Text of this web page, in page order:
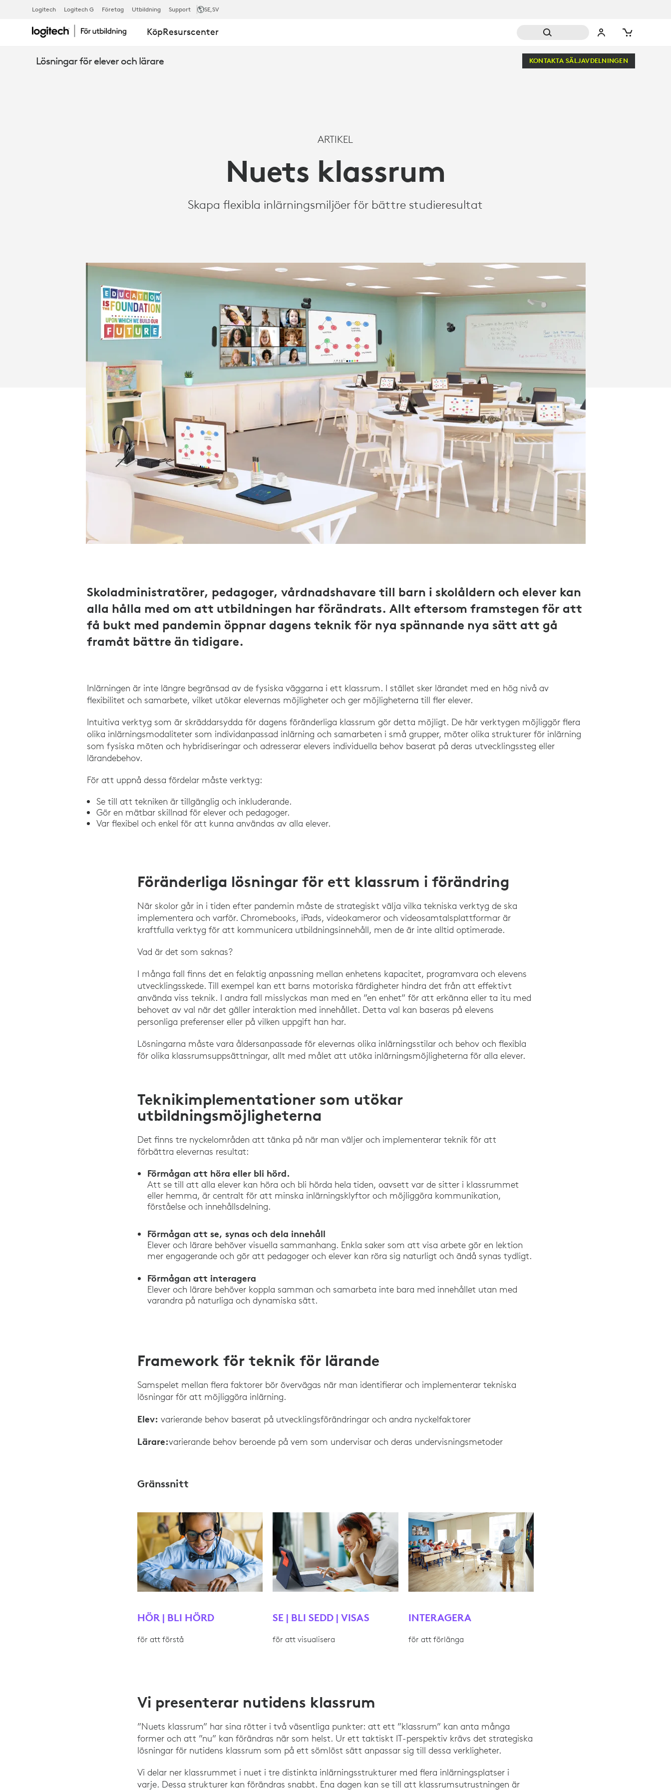
NUTIDENS
KLASSRUM
HYBRIDINLÄRNING
Logitech Logitech G Företag Utbildning Support SE,SV
KöpResurscenter
Lösningar för elever och lärare KONTAKTA SÄLJAVDELNINGEN
ARTIKEL
Nuets klassrum
Skapa flexibla inlärningsmiljöer för bättre studieresultat
Skoladministratörer, pedagoger, vårdnadshavare till barn i skolåldern och elever kan
alla hålla med om att utbildningen har förändrats. Allt eftersom framstegen för att
få bukt med pandemin öppnar dagens teknik för nya spännande nya sätt att gå
framåt bättre än tidigare.
Inlärningen är inte längre begränsad av de fysiska väggarna i ett klassrum. I stället sker lärandet med en hög nivå av
flexibilitet och samarbete, vilket utökar elevernas möjligheter och ger möjligheterna till fler elever.
Intuitiva verktyg som är skräddarsydda för dagens föränderliga klassrum gör detta möjligt. De här verktygen möjliggör flera
olika inlärningsmodaliteter som individanpassad inlärning och samarbeten i små grupper, möter olika strukturer för inlärning
som fysiska möten och hybridiseringar och adresserar elevers individuella behov baserat på deras utvecklingssteg eller
lärandebehov.
För att uppnå dessa fördelar måste verktyg:
Se till att tekniken är tillgänglig och inkluderande.
Gör en mätbar skillnad för elever och pedagoger.
Var flexibel och enkel för att kunna användas av alla elever.
Föränderliga lösningar för ett klassrum i förändring
När skolor går in i tiden efter pandemin måste de strategiskt välja vilka tekniska verktyg de ska
implementera och varför. Chromebooks, iPads, videokameror och videosamtalsplattformar är
kraftfulla verktyg för att kommunicera utbildningsinnehåll, men de är inte alltid optimerade.
Vad är det som saknas?
I många fall finns det en felaktig anpassning mellan enhetens kapacitet, programvara och elevens
utvecklingsskede. Till exempel kan ett barns motoriska färdigheter hindra det från att effektivt
använda viss teknik. I andra fall misslyckas man med en ”en enhet” för att erkänna eller ta itu med
behovet av val när det gäller interaktion med innehållet. Detta val kan baseras på elevens
personliga preferenser eller på vilken uppgift han har.
Lösningarna måste vara åldersanpassade för elevernas olika inlärningsstilar och behov och flexibla
för olika klassrumsuppsättningar, allt med målet att utöka inlärningsmöjligheterna för alla elever.
Teknikimplementationer som utökar
utbildningsmöjligheterna
Det finns tre nyckelområden att tänka på när man väljer och implementerar teknik för att
förbättra elevernas resultat:
Förmågan att höra eller bli hörd.
Att se till att alla elever kan höra och bli hörda hela tiden, oavsett var de sitter i klassrummet
eller hemma, är centralt för att minska inlärningsklyftor och möjliggöra kommunikation,
förståelse och innehållsdelning.
Förmågan att se, synas och dela innehåll
Elever och lärare behöver visuella sammanhang. Enkla saker som att visa arbete gör en lektion
mer engagerande och gör att pedagoger och elever kan röra sig naturligt och ändå synas tydligt.
Förmågan att interagera
Elever och lärare behöver koppla samman och samarbeta inte bara med innehållet utan med
varandra på naturliga och dynamiska sätt.
Framework för teknik för lärande
Samspelet mellan flera faktorer bör övervägas när man identifierar och implementerar tekniska
lösningar för att möjliggöra inlärning.
Elev: varierande behov baserat på utvecklingsförändringar och andra nyckelfaktorer
Lärare:varierande behov beroende på vem som undervisar och deras undervisningsmetoder
Gränssnitt
HÖR | BLI HÖRD
för att förstå
SE | BLI SEDD | VISAS
för att visualisera
INTERAGERA
för att förlänga
Vi presenterar nutidens klassrum
”Nuets klassrum” har sina rötter i två väsentliga punkter: att ett ”klassrum” kan anta många
former och att ”nu” kan förändras när som helst. Ur ett taktiskt IT-perspektiv krävs det strategiska
lösningar för nutidens klassrum som på ett sömlöst sätt anpassar sig till dessa verkligheter.
Vi delar ner klassrummet i nuet i tre distinkta inlärningsstrukturer med flera inlärningsplatser i
varje. Dessa strukturer kan förändras snabbt. Ena dagen kan se till att klassrumsutrustningen är